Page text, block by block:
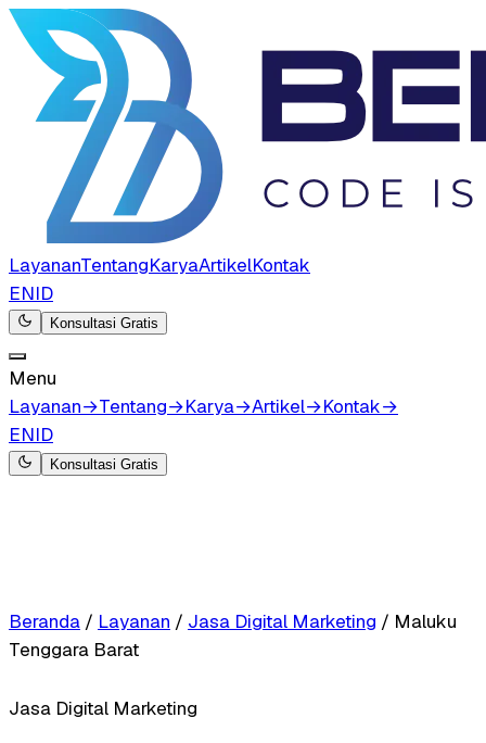
LayananTentangKaryaArtikelKontak
ENID
Konsultasi Gratis
Menu
Layanan→Tentang→Karya→Artikel→Kontak→
ENID
Konsultasi Gratis
Beranda / Layanan / Jasa Digital Marketing / Maluku
Tenggara Barat
Jasa Digital Marketing